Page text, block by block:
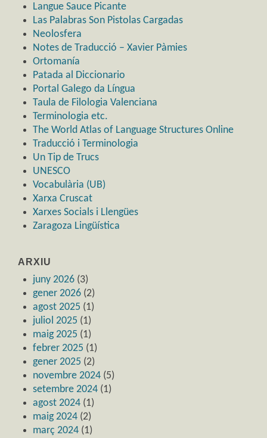
Langue Sauce Picante
Las Palabras Son Pistolas Cargadas
Neolosfera
Notes de Traducció – Xavier Pàmies
Ortomanía
Patada al Diccionario
Portal Galego da Língua
Taula de Filologia Valenciana
Terminologia etc.
The World Atlas of Language Structures Online
Traducció i Terminologia
Un Tip de Trucs
UNESCO
Vocabulària (UB)
Xarxa Cruscat
Xarxes Socials i Llengües
Zaragoza Lingüística
ARXIU
juny 2026 (3)
gener 2026 (2)
agost 2025 (1)
juliol 2025 (1)
maig 2025 (1)
febrer 2025 (1)
gener 2025 (2)
novembre 2024 (5)
setembre 2024 (1)
agost 2024 (1)
maig 2024 (2)
març 2024 (1)